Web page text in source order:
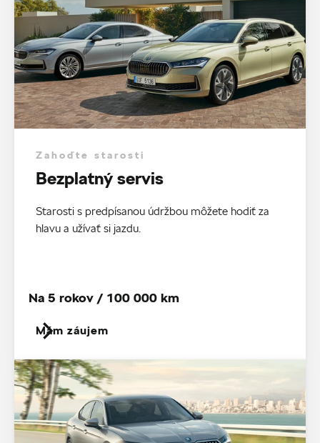
Zahoďte starosti
Bezplatný servis
Starosti s predpísanou údržbou môžete hodiť za
hlavu a užívať si jazdu.
Mám záujem
Na 5 rokov / 100 000 km